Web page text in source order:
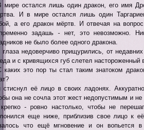
мире остался лишь один дракон, его имя
И в мире остался лишь один
а его дракон мёртв. И отвечая на
задашь - нет, это невозможно.
не было более одного дракона.
глаза недоверчиво прищурились, от
и с кривящихся губ слетел настороженный
каких это пор ты стал таким знатоком
стиснул её лицо в своих ладонях.
она не сочла этот жест недопустимым и не
- ровно настолько, чтобы не
еще ниже, приблизив свое лицо к
что ещё мгновение и он вопьется